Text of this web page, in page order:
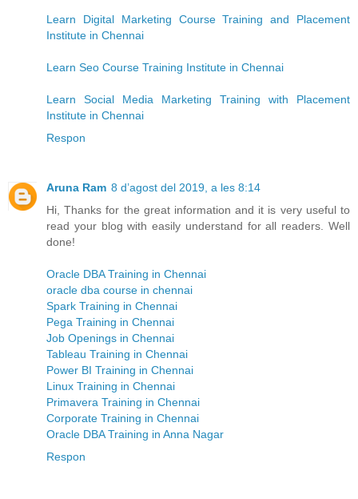
Learn Digital Marketing Course Training and Placement
Institute in Chennai
Learn Seo Course Training Institute in Chennai
Learn Social Media Marketing Training with Placement
Institute in Chennai
Respon
Aruna Ram 8 d’agost del 2019, a les 8:14
Hi, Thanks for the great information and it is very useful to
read your blog with easily understand for all readers. Well
done!
Oracle DBA Training in Chennai
oracle dba course in chennai
Spark Training in Chennai
Pega Training in Chennai
Job Openings in Chennai
Tableau Training in Chennai
Power BI Training in Chennai
Linux Training in Chennai
Primavera Training in Chennai
Corporate Training in Chennai
Oracle DBA Training in Anna Nagar
Respon